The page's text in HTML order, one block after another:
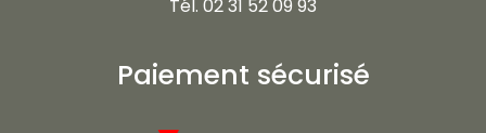
Tél. 02 31 52 09 93
Paiement sécurisé